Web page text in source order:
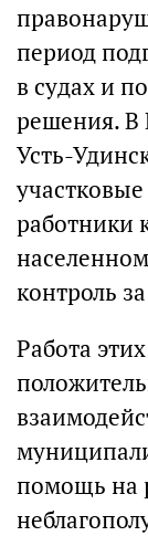
период
в судах и
решения. В
Усть-
работники
контроль
Работа
помощь на